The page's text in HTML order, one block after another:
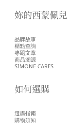
妳的西蒙佩兒
品牌故事
櫃點查詢
專題文章
商品溯源
SIMONE CARES
如何選購
選購指南
購物須知